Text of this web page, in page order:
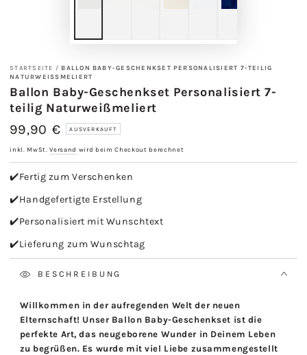
STARTSEITE / BALLON BABY-GESCHENKSET PERSONALISIERT 7-TEILIG
NATURWEISSMELIERT
Ballon Baby-Geschenkset Personalisiert 7-
teilig Naturweißmeliert
Regulärer
99,90 € AUSVERKAUFT
inkl. MwSt.Versand wird beim Checkout berechnet
✔️Fertig zum Verschenken
✔️Handgefertigte Erstellung
✔️Personalisiert mit Wunschtext
✔️Lieferung zum Wunschtag
BESCHREIBUNG
Willkommen in der aufregenden Welt der neuen
Elternschaft! Unser Ballon Baby-Geschenkset ist die
perfekte Art, das neugeborene Wunder in Deinem Leben
zu begrüßen. Es wurde mit viel Liebe zusammengestellt